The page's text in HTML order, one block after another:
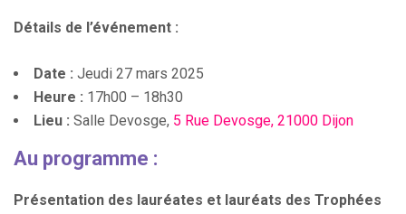
Détails de l’événement :
Date : Jeudi 27 mars 2025
Heure : 17h00 – 18h30
Lieu : Salle Devosge, 5 Rue Devosge, 21000 Dijon
Au programme :
Présentation des lauréates et lauréats des Trophées